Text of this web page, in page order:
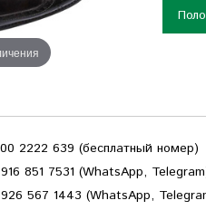
2222 639 (бесплатный номер)
851 7531 (WhatsApp,
567 1443 (WhatsApp,